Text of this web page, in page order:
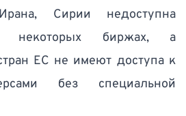
Сирии недоступна
некоторых биржах, а
ЕС не имеют доступа к
без специальной